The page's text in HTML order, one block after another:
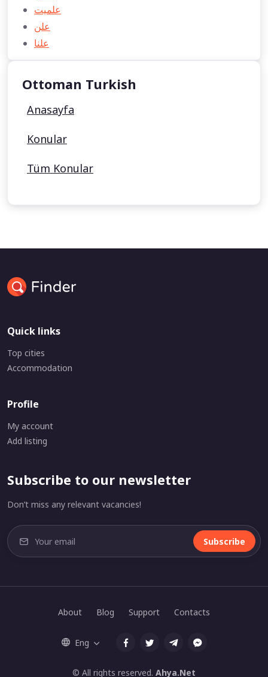
علميت
علن
علنا
Ottoman Turkish
Anasayfa
Konular
Tüm Konular
Quick links
Top cities
Accommodation
Profile
My account
Add listing
Subscribe to our newsletter
Don’t miss any relevant vacancies!
Subscribe
© All rights reserved. Ahya.Net
About Blog Support Contacts
Eng